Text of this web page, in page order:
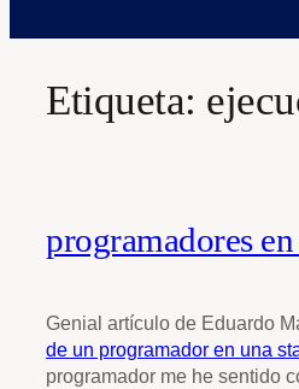
Etiqueta:
programadores
Genial artículo de Eduardo
de un programador en una
programador me he sentido